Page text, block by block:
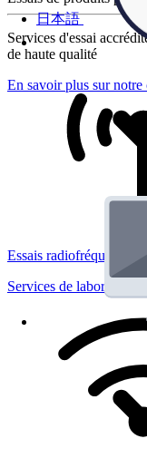
日本語
Services d'essai
de haute qualité
En savoir plus sur notre
Essais radiofréquences
Services de laboratoire